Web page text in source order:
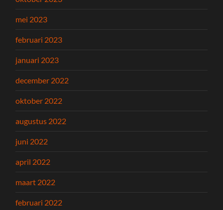
mei 2023
februari 2023
januari 2023
december 2022
oktober 2022
augustus 2022
juni 2022
april 2022
maart 2022
februari 2022